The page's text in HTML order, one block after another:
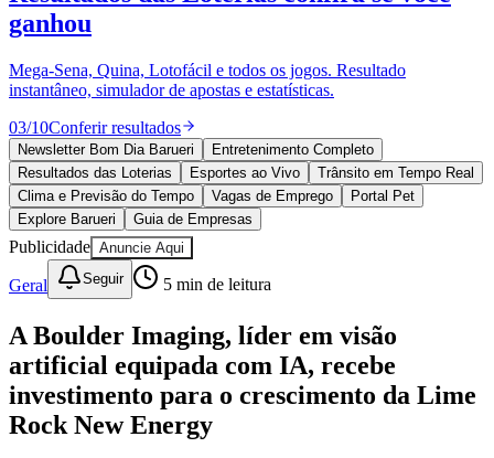
Cadastrar Empresa
Divulgar Vagas
Política
Esportes
Saúde
Segurança
Cultura
Meio Ambiente
Obras
Educação
Bairros de Barueri
Selecione sua regiãoPara notícias da sua região
AldeiaAldeia da SerraAldeia de BarueriAlphavilleBairro
JubranBelvalBethavilleBoa
VistaCalifórniaCarapicuíbaCentro
ganhou
Mega-Sena, Quina, Lotofácil e todos os jogos. Resultado
instantâneo, simulador de apostas e estatísticas.
03/10Conferir resultados
Newsletter Bom Dia Barueri
Entretenimento Completo
Resultados das Loterias
Esportes ao Vivo
Trânsito em Tempo Real
Clima e Previsão do Tempo
Vagas de Emprego
Portal Pet
Explore Barueri
Guia de Empresas
Publicidade Anuncie Aqui
Geral Seguir 5 min de leitura
A Boulder Imaging, líder em visão
artificial equipada com IA, recebe
investimento para o crescimento da Lime
Rock New Energy